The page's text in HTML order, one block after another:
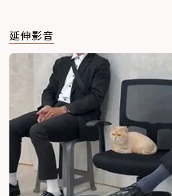
延伸影音